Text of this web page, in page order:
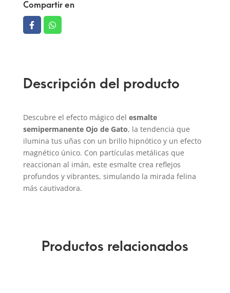
Compartir en
Descripción del producto
Descubre el efecto mágico del esmalte
semipermanente Ojo de Gato, la tendencia que
ilumina tus uñas con un brillo hipnótico y un efecto
magnético único. Con partículas metálicas que
reaccionan al imán, este esmalte crea reflejos
profundos y vibrantes, simulando la mirada felina
más cautivadora.
Productos relacionados